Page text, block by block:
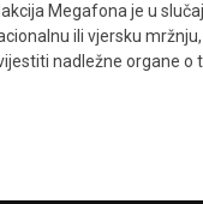
Megafona je u
ili vjersku
nadležne organe o